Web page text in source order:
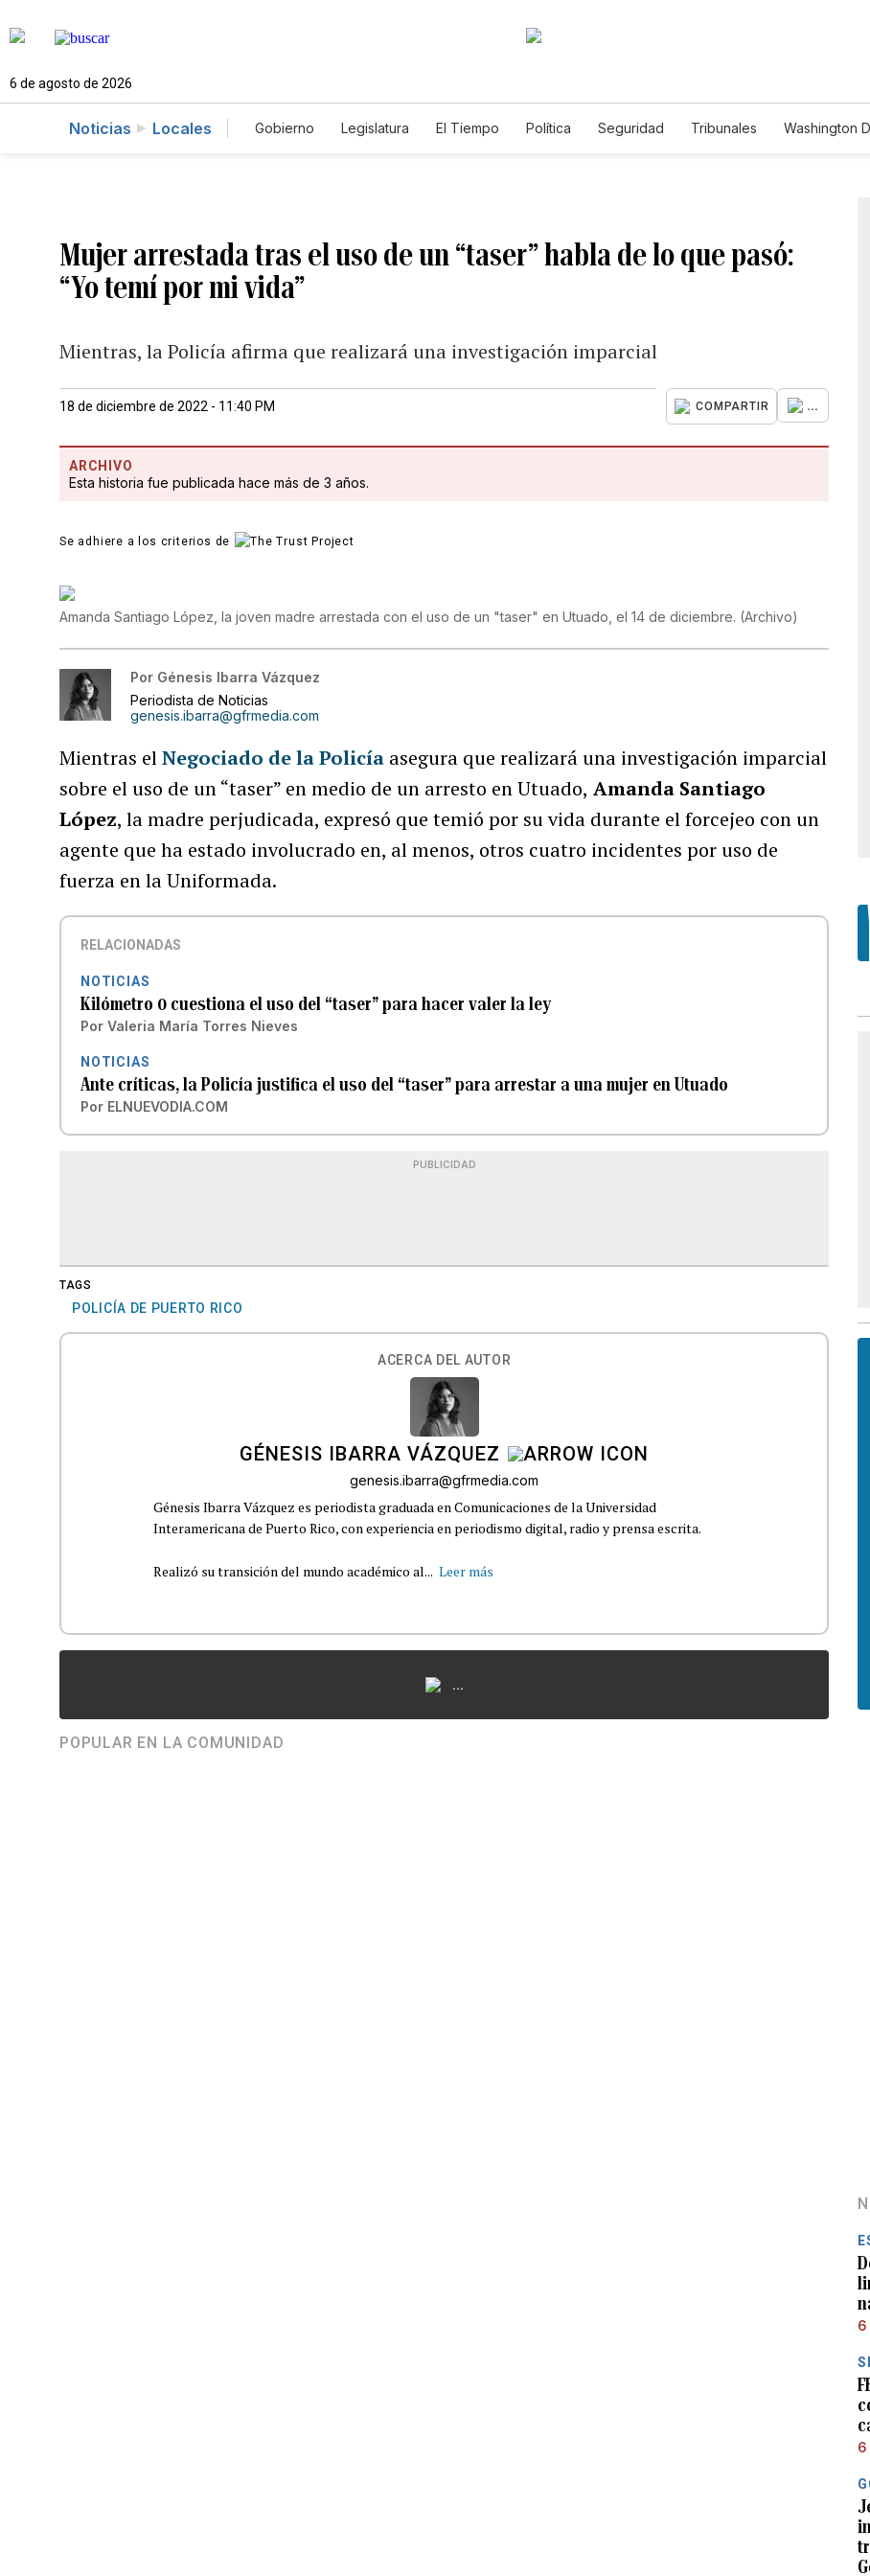
6 de agosto de 2026
Noticias Locales Gobierno Legislatura El Tiempo Política Seguridad Tribunales Washington
Mujer arrestada tras el uso de un “taser” habla de lo que pasó:
“Yo temí por mi vida”
Mientras, la Policía afirma que realizará una investigación imparcial
18 de diciembre de 2022 - 11:40 PM COMPARTIR ...
ARCHIVO
Esta historia fue publicada hace más de 3 años.
Se adhiere a los criterios de
Amanda Santiago López, la joven madre arrestada con el uso de un "taser" en Utuado, el 14 de diciembre. (Archivo)
Por Génesis Ibarra Vázquez
Periodista de Noticias
genesis.ibarra@gfrmedia.com
Mientras elNegociado de la Policía asegura que realizará una investigación imparcial
sobre el uso de un “taser” en medio de un arresto en Utuado, Amanda Santiago
López, la madre perjudicada, expresó que temió por su vida durante el forcejeo con un
agente que ha estado involucrado en, al menos, otros cuatro incidentes por uso de
fuerza en la Uniformada.
RELACIONADAS
NOTICIAS
Kilómetro 0 cuestiona el uso del “taser” para hacer valer la ley
Por Valeria María Torres Nieves
NOTICIAS
Ante críticas, la Policía justifica el uso del “taser” para arrestar a una mujer en Utuado
Por ELNUEVODIA.COM
PUBLICIDAD
TAGS
POLICÍA DE PUERTO RICO
ACERCA DEL AUTOR
GÉNESIS IBARRA VÁZQUEZ
genesis.ibarra@gfrmedia.com
Génesis Ibarra Vázquez es periodista graduada en Comunicaciones de la Universidad
Interamericana de Puerto Rico, con experiencia en periodismo digital, radio y prensa escrita.
Realizó su transición del mundo académico al... Leer más
...
POPULAR EN LA COMUNIDAD
6
6